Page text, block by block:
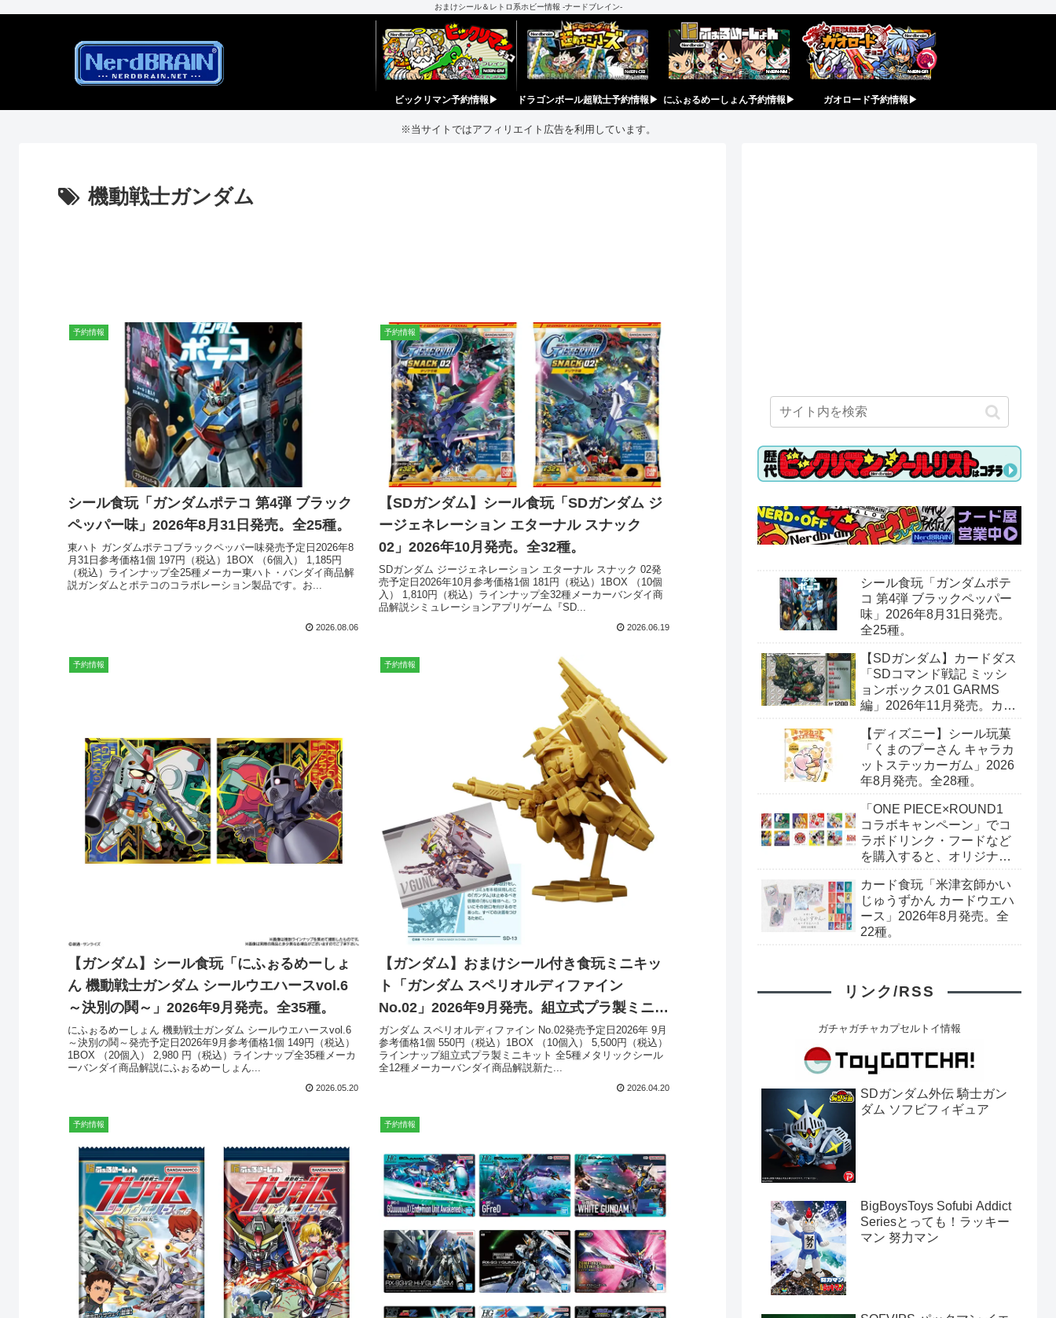
おまけシール＆レトロ系ホビー情報 -ナードブレイン-
ビックリマン予約情報▶︎ ドラゴンボール超戦士予約情報▶︎ にふぉるめーしょん予約情報▶︎ ガオロード予約情報▶︎
※当サイトではアフィリエイト広告を利用しています。
機動戦士ガンダム
予約情報
シール食玩「ガンダムポテコ 第4弾 ブラック
ペッパー味」2026年8月31日発売。全25種。
東ハト ガンダムポテコブラックペッパー味発売予定日2026年8
月31日参考価格1個 197円（税込）1BOX （6個入） 1,185円
（税込）ラインナップ全25種メーカー東ハト・バンダイ商品解
説ガンダムとポテコのコラボレーション製品です。お...
2026.08.06
予約情報
【SDガンダム】シール食玩「SDガンダム ジ
ージェネレーション エターナル スナック
02」2026年10月発売。全32種。
SDガンダム ジージェネレーション エターナル スナック 02発
売予定日2026年10月参考価格1個 181円（税込）1BOX （10個
入） 1,810円（税込）ラインナップ全32種メーカーバンダイ商
品解説シミュレーションアプリゲーム『SD...
2026.06.19
予約情報
【ガンダム】シール食玩「にふぉるめーしょ
ん 機動戦士ガンダム シールウエハースvol.6
～決別の鬨～」2026年9月発売。全35種。
にふぉるめーしょん 機動戦士ガンダム シールウエハースvol.6
～決別の鬨～発売予定日2026年9月参考価格1個 149円（税込）
1BOX （20個入） 2,980 円（税込）ラインナップ全35種メーカ
ーバンダイ商品解説にふぉるめーしょん...
2026.05.20
予約情報
【ガンダム】おまけシール付き食玩ミニキッ
ト「ガンダム スペリオルディファイン
No.02」2026年9月発売。組立式プラ製ミニキ
ット全5種。メタリックシール全12種。
ガンダム スペリオルディファイン No.02発売予定日2026年 9月
参考価格1個 550円（税込）1BOX （10個入） 5,500円（税込）
ラインナップ組立式プラ製ミニキット 全5種メタリックシール
全12種メーカーバンダイ商品解説新た...
2026.04.20
予約情報 予約情報
シール食玩「ガンダムポテ
コ 第4弾 ブラックペッパー
味」2026年8月31日発売。
全25種。
【SDガンダム】カードダス
「SDコマンド戦記 ミッシ
ョンボックス01 GARMS
編」2026年11月発売。カー
プレミアムバンダイ予約開
始。
【ディズニー】シール玩菓
「くまのプーさん キャラカ
ットステッカーガム」2026
年8月発売。全28種。
「ONE PIECE×ROUND1
コラボキャンペーン」でコ
ラボドリンク・フードなど
を購入すると、オリジナル
ドゲーム（全10種）+ステ
ッカー（全6種）がもらえ
る。2026年7月18日
（土）〜。
カード食玩「米津玄師かい
じゅうずかん カードウエハ
ース」2026年8月発売。全
22種。
リンク/RSS
ガチャガチャカプセルトイ情報
SDガンダム外伝 騎士ガン
ダム ソフビフィギュア
BigBoysToys Sofubi Addict
Seriesとっても！ラッキー
マン 努力マン